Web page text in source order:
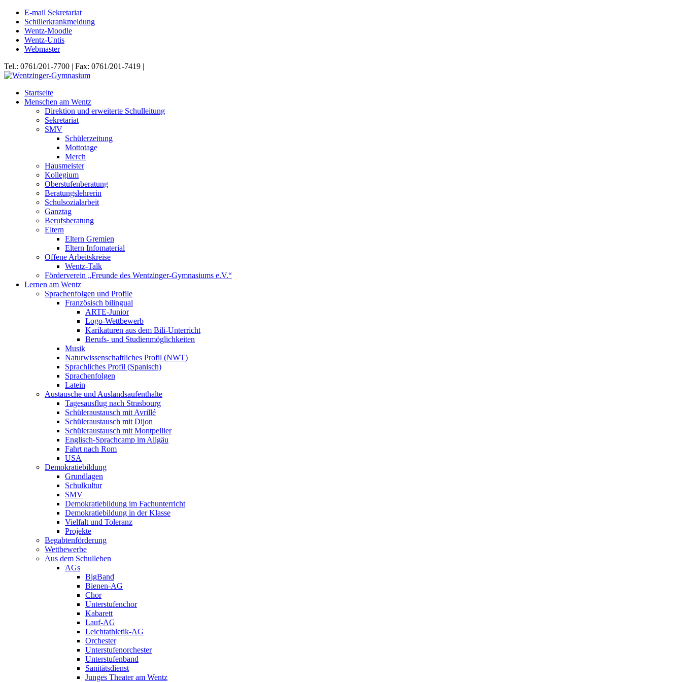
E-mail Sekretariat
Schülerkrankmeldung
Wentz-Moodle
Wentz-Untis
Webmaster
Tel.: 0761/201-7700 | Fax: 0761/201-7419 |
Startseite
Menschen am Wentz
Direktion und erweiterte Schulleitung
Sekretariat
SMV
Schülerzeitung
Mottotage
Merch
Hausmeister
Kollegium
Oberstufenberatung
Beratungslehrerin
Schulsozialarbeit
Ganztag
Berufsberatung
Eltern
Eltern Gremien
Eltern Infomaterial
Offene Arbeitskreise
Wentz-Talk
Förderverein „Freunde des Wentzinger-Gymnasiums e.V.“
Lernen am Wentz
Sprachenfolgen und Profile
Französisch bilingual
ARTE-Junior
Logo-Wettbewerb
Karikaturen aus dem Bili-Unterricht
Berufs- und Studienmöglichkeiten
Musik
Naturwissenschaftliches Profil (NWT)
Sprachliches Profil (Spanisch)
Sprachenfolgen
Latein
Austausche und Auslandsaufenthalte
Tagesausflug nach Strasbourg
Schüleraustausch mit Avrillé
Schüleraustausch mit Dijon
Schüleraustausch mit Montpellier
Englisch-Sprachcamp im Allgäu
Fahrt nach Rom
USA
Demokratiebildung
Grundlagen
Schulkultur
SMV
Demokratiebildung im Fachunterricht
Demokratiebildung in der Klasse
Vielfalt und Toleranz
Projekte
Begabtenförderung
Wettbewerbe
Aus dem Schulleben
AGs
BigBand
Bienen-AG
Chor
Unterstufenchor
Kabarett
Lauf-AG
Leichtathletik-AG
Orchester
Unterstufenorchester
Unterstufenband
Sanitätsdienst
Junges Theater am Wentz